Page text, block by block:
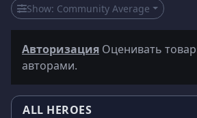
Show: Community Average
Авторизация Оценивать
авторами.
ALL HEROES